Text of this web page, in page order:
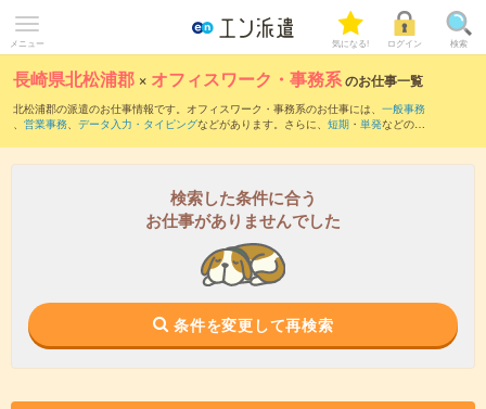
メニュー 気になる! ログイン 検索
長崎県北松浦郡 × オフィスワーク・事務系のお仕事一覧
北松浦郡の派遣のお仕事情報です。オフィスワーク・事務系のお仕事には、 一般事務
、 営業事務、 データ入力・タイピングなどがあります。さらに、 短期 ・ 単発などの期
検索した条件に合う
お仕事がありませんでした
条件を変更して再検索